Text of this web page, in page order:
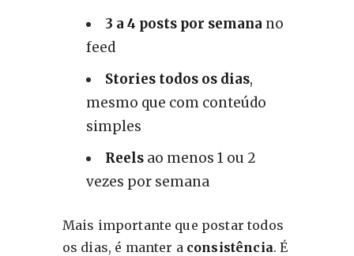
3 a 4 posts por semana no
feed
Stories todos os dias,
mesmo que com conteúdo
simples
Reelsao menos 1 ou 2
vezes por semana
Mais importante que postar todos
os dias, é manter a consistência. É